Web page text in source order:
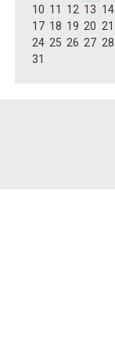
10 11 12 13 14
17 18 19 20 21
24 25 26 27 28
31